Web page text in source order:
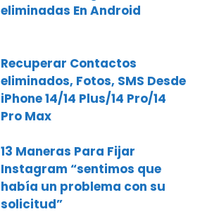
eliminadas En Android
Recuperar Contactos
eliminados, Fotos, SMS Desde
iPhone 14/14 Plus/14 Pro/14
Pro Max
13 Maneras Para Fijar
Instagram “sentimos que
había un problema con su
solicitud”